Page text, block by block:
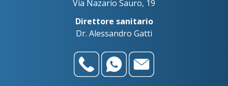
Via Nazario Sauro, 19
Direttore sanitario
Dr. Alessandro Gatti